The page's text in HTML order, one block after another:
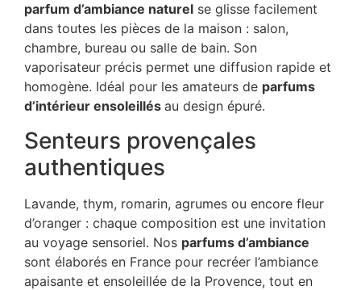
parfum d’ambiance naturel se glisse facilement
dans toutes les pièces de la maison : salon,
chambre, bureau ou salle de bain. Son
vaporisateur précis permet une diffusion rapide et
homogène. Idéal pour les amateurs de parfums
d’intérieur ensoleillés au design épuré.
Senteurs provençales
authentiques
Lavande, thym, romarin, agrumes ou encore fleur
d’oranger : chaque composition est une invitation
au voyage sensoriel. Nos parfums d’ambiance
sont élaborés en France pour recréer l’ambiance
apaisante et ensoleillée de la Provence, tout en